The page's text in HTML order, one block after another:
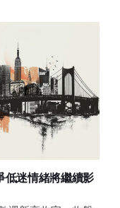
低迷情緒將繼續影